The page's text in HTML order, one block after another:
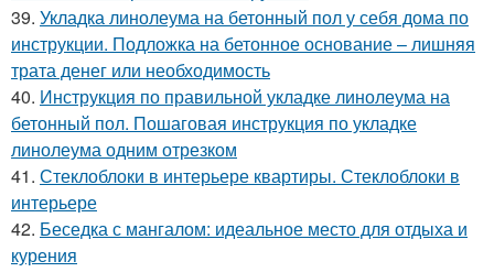
39. Укладка линолеума на бетонный пол у себя дома по
инструкции. Подложка на бетонное основание – лишняя
трата денег или необходимость
40. Инструкция по правильной укладке линолеума на
бетонный пол. Пошаговая инструкция по укладке
линолеума одним отрезком
41. Стеклоблоки в интерьере квартиры. Стеклоблоки в
интерьере
42. Беседка с мангалом: идеальное место для отдыха и
курения